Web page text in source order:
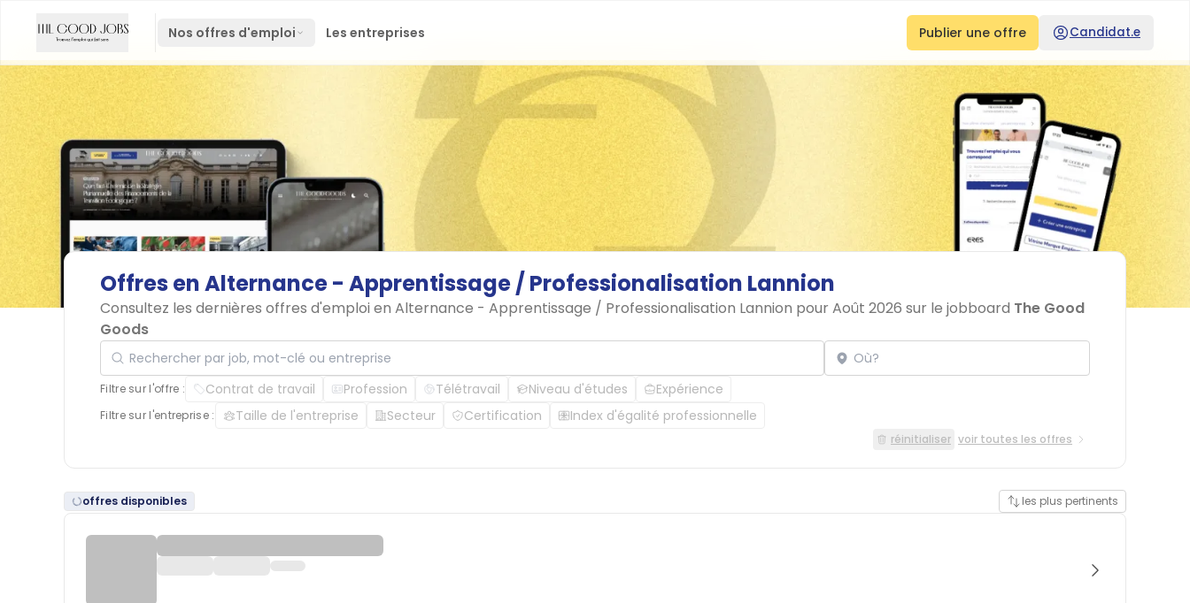
Nos offres d'emploi Les entreprises Publier une offre Candidat.e
Offres enAlternance- Apprentissage/ Professionalisation Lannion
Consultez les dernières offres d'emploi en Alternance - Apprentissage / Professionalisation Lannion pour Août 2026 sur le jobboard The Good
Goods
Rechercher par job, mot-clé ou entreprise Localisation
Filtre sur l'offre : Contrat de travail Profession Télétravail Niveau d'études Expérience
Filtre sur l'entreprise : Taille de l'entreprise Secteur Certification Index d'égalité professionnelle
réinitialiser voir toutes les offres
offres disponibles les plus pertinents